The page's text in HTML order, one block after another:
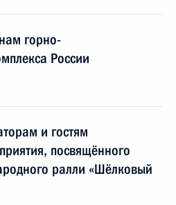
горно-
России
и гостям
посвящённого
ралли «Шёлковый